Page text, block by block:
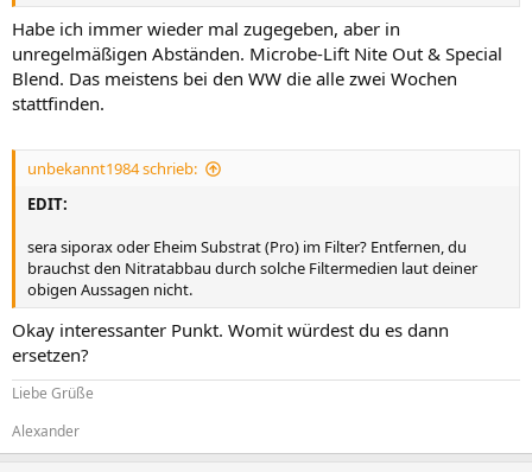
Habe ich immer wieder mal zugegeben, aber in
unregelmäßigen Abständen. Microbe-Lift Nite Out & Special
Blend. Das meistens bei den WW die alle zwei Wochen
stattfinden.
unbekannt1984 schrieb:
EDIT:
sera siporax oder Eheim Substrat (Pro) im Filter? Entfernen, du
brauchst den Nitratabbau durch solche Filtermedien laut deiner
obigen Aussagen nicht.
Okay interessanter Punkt. Womit würdest du es dann
ersetzen?
Liebe Grüße
Alexander